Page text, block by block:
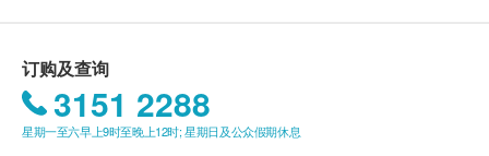
禁忌与注意
者不宜进行
蒸成分过敏者禁用。治疗频次应遵医嘱，不宜过密。
圳爱尔眼科医院/深圳滨海爱尔眼科医院。
本套餐服务有效期限为1个月（自确认付款日期起
算），客户必须在有效期限内完成检查，逾期将视
为作废。
订购及查询
3151 2288
星期一至六早上9时至晚上12时; 星期日及公众假期休息